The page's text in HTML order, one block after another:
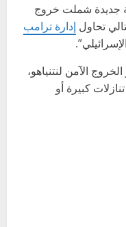
جديدة شملت خروج
تحاول إدارة ترامب
الآمن لنتنياهو،
كبيرة أو